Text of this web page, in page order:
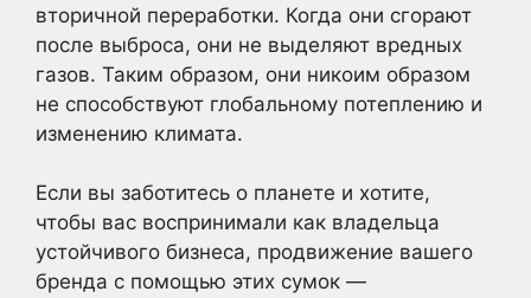
вторичной переработки. Когда они сгорают
после выброса, они не выделяют вредных
газов. Таким образом, они никоим образом
не способствуют глобальному потеплению и
изменению климата.
Если вы заботитесь о планете и хотите,
чтобы вас воспринимали как владельца
устойчивого бизнеса, продвижение вашего
бренда с помощью этих сумок —